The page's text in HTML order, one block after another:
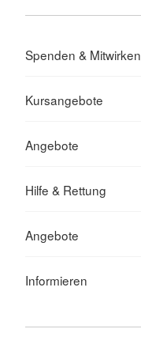
Spenden & Mitwirken
Kursangebote
Angebote
Hilfe & Rettung
Angebote
Informieren